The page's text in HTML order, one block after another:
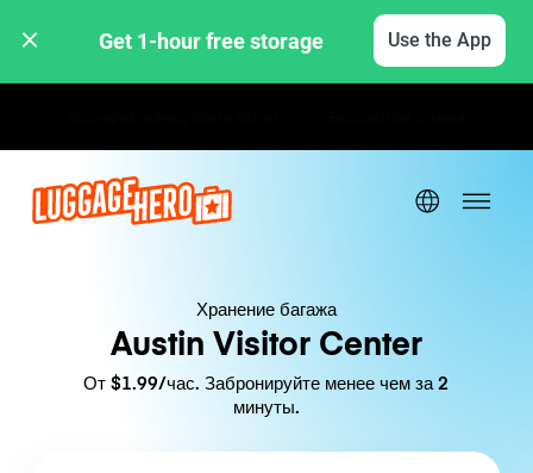
Get 1-hour free storage Use the App
Хранение багажа
Austin Visitor Center
От $1.99/час. Забронируйте менее чем за 2
минуты.